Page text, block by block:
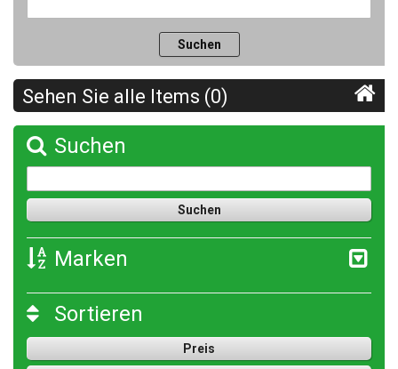
Sehen Sie alle Items (0)
Suchen
Marken
Sortieren
Preis